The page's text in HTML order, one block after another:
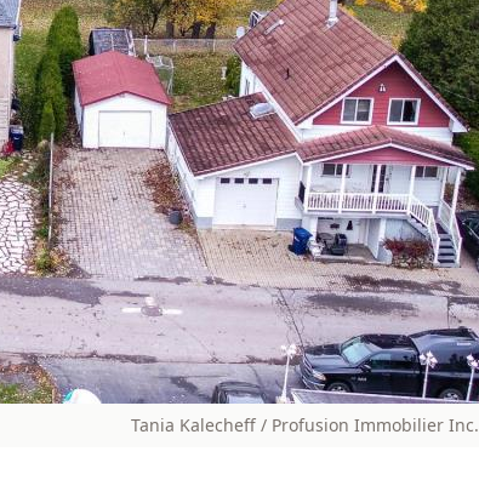
Tania Kalecheff / Profusion Immobilier Inc.